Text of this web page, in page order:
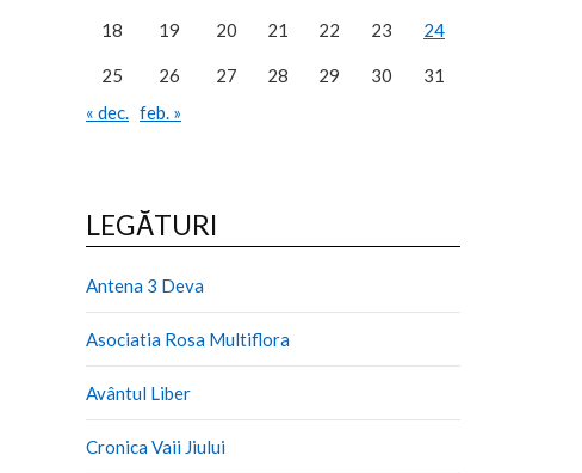
18 19 20 21 22 23 24
25 26 27 28 29 30
31
« dec. feb. »
LEGĂTURI
Antena 3 Deva
Asociatia Rosa Multiflora
Avântul Liber
Cronica Vaii Jiului